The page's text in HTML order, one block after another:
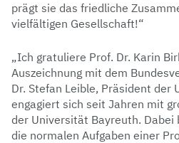
prägt sie das friedliche
vielfältigen Gesellschaft!“
„Ich gratuliere Prof. Dr. Karin
Auszeichnung mit dem
Dr. Stefan Leible, Präsident der
engagiert sich seit Jahren mit
der Universität Bayreuth.
die normalen Aufgaben einer